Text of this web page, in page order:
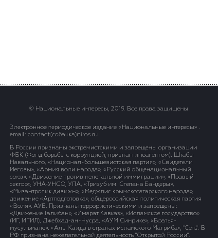
© Национальные интересы, 2019. Все права защищены.
Электронное периодическое издание «Национальные интересы» .
email: contact(сoбaчка)niros.ru
В России признаны экстремистскими и запрещены организации
ФБК (Фонд борьбы с коррупцией, признан иноагентом), Штабы
Навального, «Национал-большевистская партия», «Свидетели
Иеговы», «Армия воли народа», «Русский общенациональный
союз», «Движение против нелегальной иммиграции», «Правый
сектор», УНА-УНСО, УПА, «Тризуб им. Степана Бандеры»,
«Мизантропик дивижн», «Меджлис крымскотатарского народа»,
движение «Артподготовка», общероссийская политическая партия
«Воля», АУЕ. Признаны террористическими и запрещены:
«Движение Талибан», «Имарат Кавказ», «Исламское государство»
(ИГ, ИГИЛ), Джебхад-ан-Нусра, «АУМ Синрике», «Братья-
мусульмане», «Аль-Каида в странах исламского Магриба», "Сеть". В
РФ признана нежелательной деятельность "Открытой России".